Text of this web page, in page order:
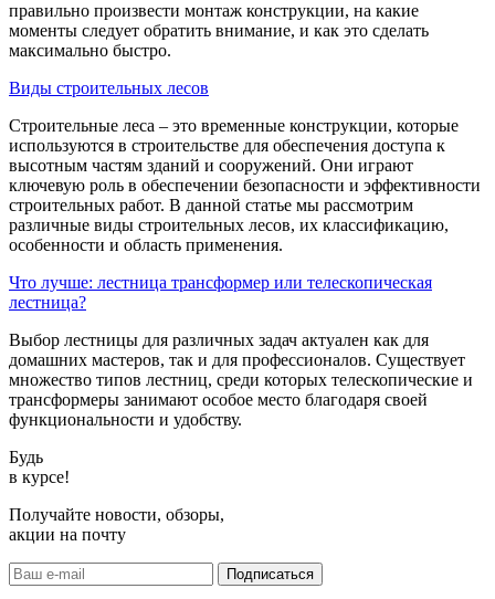
правильно произвести монтаж конструкции, на какие
моменты следует обратить внимание, и как это сделать
максимально быстро.
Виды строительных лесов
Строительные леса – это временные конструкции, которые
используются в строительстве для обеспечения доступа к
высотным частям зданий и сооружений. Они играют
ключевую роль в обеспечении безопасности и эффективности
строительных работ. В данной статье мы рассмотрим
различные виды строительных лесов, их классификацию,
особенности и область применения.
Что лучше: лестница трансформер или телескопическая
лестница?
Выбор лестницы для различных задач актуален как для
домашних мастеров, так и для профессионалов. Существует
множество типов лестниц, среди которых телескопические и
трансформеры занимают особое место благодаря своей
функциональности и удобству.
Будь
в курсе!
Получайте новости, обзоры,
акции на почту